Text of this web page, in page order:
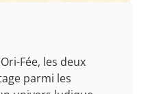
Fée, les deux
parmi les